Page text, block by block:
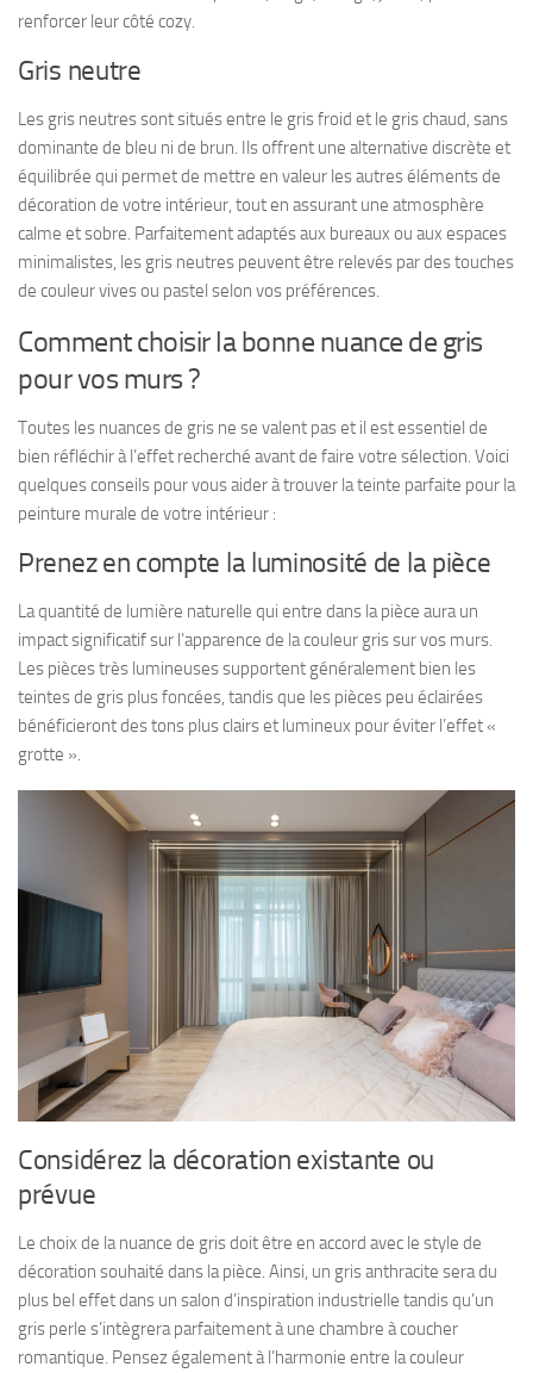
renforcer leur côté cozy.
Gris neutre
Les gris neutres sont situés entre le gris froid et le gris chaud, sans
dominante de bleu ni de brun. Ils offrent une alternative discrète et
équilibrée qui permet de mettre en valeur les autres éléments de
décoration de votre intérieur, tout en assurant une atmosphère
calme et sobre. Parfaitement adaptés aux bureaux ou aux espaces
minimalistes, les gris neutres peuvent être relevés par des touches
de couleur vives ou pastel selon vos préférences.
Comment choisir la bonne nuance de gris
pour vos murs ?
Toutes les nuances de gris ne se valent pas et il est essentiel de
bien réfléchir à l’effet recherché avant de faire votre sélection. Voici
quelques conseils pour vous aider à trouver la teinte parfaite pour la
peinture murale de votre intérieur :
Prenez en compte la luminosité de la pièce
La quantité de lumière naturelle qui entre dans la pièce aura un
impact significatif sur l’apparence de la couleur gris sur vos murs.
Les pièces très lumineuses supportent généralement bien les
teintes de gris plus foncées, tandis que les pièces peu éclairées
bénéficieront des tons plus clairs et lumineux pour éviter l’effet «
grotte ».
Considérez la décoration existante ou
prévue
Le choix de la nuance de gris doit être en accord avec le style de
décoration souhaité dans la pièce. Ainsi, un gris anthracite sera du
plus bel effet dans un salon d’inspiration industrielle tandis qu’un
gris perle s’intègrera parfaitement à une chambre à coucher
romantique. Pensez également à l’harmonie entre la couleur